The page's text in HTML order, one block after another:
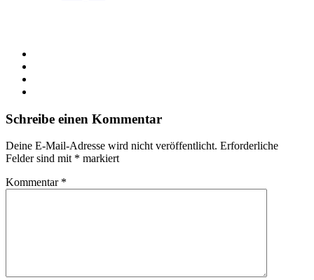
Schreibe einen Kommentar
Deine E-Mail-Adresse wird nicht veröffentlicht. Erforderliche
Felder sind mit * markiert
Kommentar *